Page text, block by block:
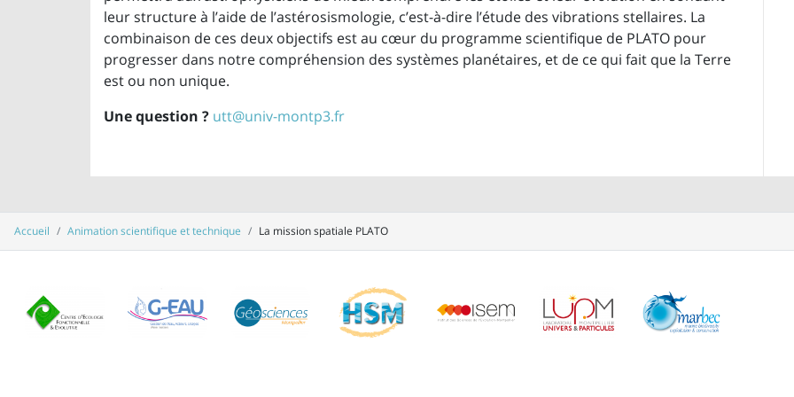
leur structure à l’aide de l’astérosismologie, c’est-à-dire l’étude des vibrations stellaires. La
combinaison de ces deux objectifs est au cœur du programme scientifique de PLATO pour
progresser dans notre compréhension des systèmes planétaires, et de ce qui fait que la Terre
est ou non unique.
Une question ? utt@univ-montp3.fr
Accueil Animation scientifique et technique La mission spatiale PLATO